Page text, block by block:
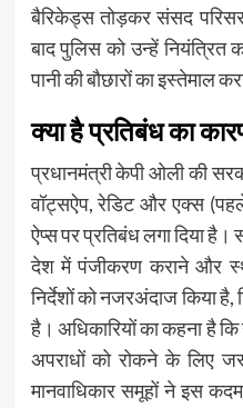
बैरिकेड्स तोड़कर संसद
बाद पुलिस को उन्हें
पानी की बौछारों का इस्तेमाल
क्या है प्रतिबंध का
प्रधानमंत्री केपी ओली की
वॉट्सऐप, रेडिट और एक्स
ऐप्स पर प्रतिबंध लगा दिया है।
देश में पंजीकरण कराने और
निर्देशों को नजरअंदाज किया
है। अधिकारियों का कहना है
अपराधों को रोकने के लिए
मानवाधिकार समूहों ने इस